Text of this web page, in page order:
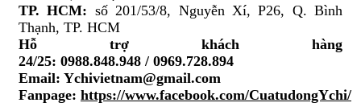
TP. HCM: số 201/53/8, Nguyễn Xí, P26, Q. Bình
Thạnh, TP. HCM
Hỗ trợ khách hàng
24/25: 0988.848.948 / 0969.728.894
Email: Ychivietnam@gmail.com
Fanpage: https://www.facebook.com/CuatudongYchi/